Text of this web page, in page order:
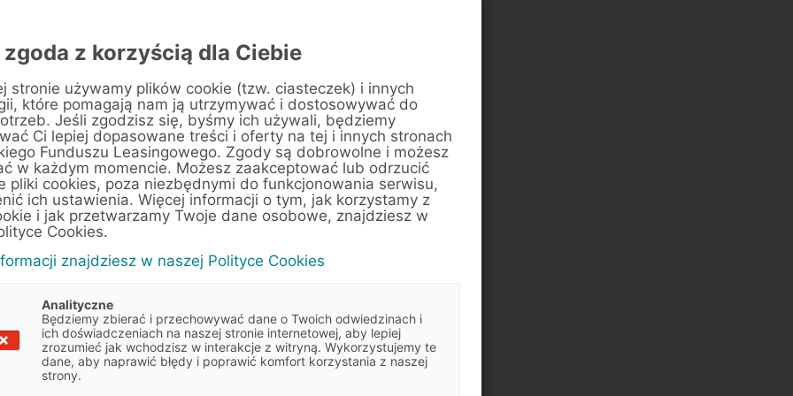
pracuje 146 784 592 osoby – wynika
sektora mikro, małych i średnich firm –
oraz 24 670 024 (16,8%). Duże unijne
w sektorze przedsiębiorstw jest
większość to pracownicy sektora MŚP –
Najwięcej osób pracowało
– 40,4%), a następnie w dużych (ponad
1,6 mln osób, a w małych – 1,1 mln.
393 tys. firm. W porównaniu
przedsiębiorstw wzrosła o 8,7%. Podobnie
w następujących działach gospodarki:
powstałych firm), handel (64,8 tys. -16,5%),
z korzyścią dla Ciebie
stronie używamy plików cookie (tzw. ciasteczek) i innych
które pomagają nam ją utrzymywać i dostosowywać do
Jeśli zgodzisz się, byśmy ich używali, będziemy
Ci lepiej dopasowane treści i oferty na tej i innych stronach
Funduszu Leasingowego. Zgody są dobrowolne i możesz
w każdym momencie. Możesz zaakceptować lub odrzucić
pliki cookies, poza niezbędnymi do funkcjonowania serwisu,
ich ustawienia. Więcej informacji o tym, jak korzystamy z
i jak przetwarzamy Twoje dane osobowe, znajdziesz w
Cookies.
znajdziesz w naszej Polityce Cookies
Analityczne
Będziemy zbierać i przechowywać dane o Twoich odwiedzinach i
ich doświadczeniach na naszej stronie internetowej, aby lepiej
zrozumieć jak wchodzisz w interakcje z witryną. Wykorzystujemy te
dane, aby naprawić błędy i poprawić komfort korzystania z naszej
strony.